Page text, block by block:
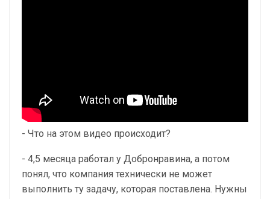
- Что на этом видео происходит?
- 4,5 месяца работал у Добронравина, а потом
понял, что компания технически не может
выполнить ту задачу, которая поставлена. Нужны